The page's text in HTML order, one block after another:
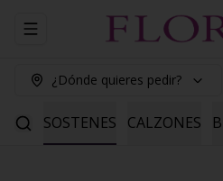
Abrir menu de navegación
¿Dónde quieres pedir?
SOSTENES CALZONES